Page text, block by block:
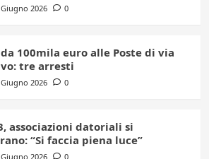
2026 0
100mila euro alle Poste di via
tre arresti
2026 0
associazioni datoriali si
“Si faccia piena luce”
2026 0